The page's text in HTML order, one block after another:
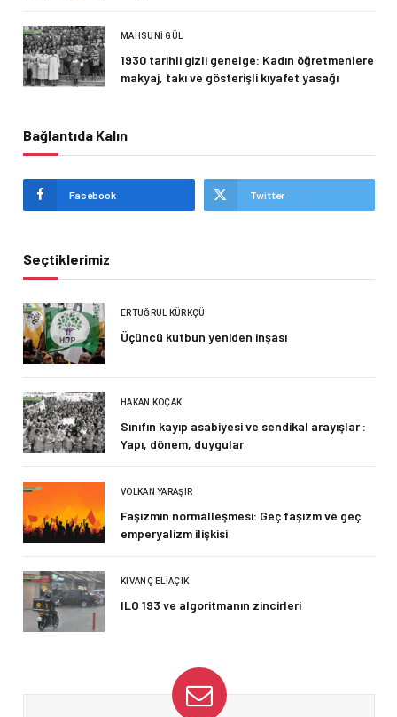
MAHSUNI GÜL
1930 tarihli gizli genelge: Kadın öğretmenlere
makyaj, takı ve gösterişli kıyafet yasağı
Bağlantıda Kalın
Facebook Twitter
Seçtiklerimiz
ERTUĞRUL KÜRKÇÜ
Üçüncü kutbun yeniden inşası
HAKAN KOÇAK
Sınıfın kayıp asabiyesi ve sendikal arayışlar :
Yapı, dönem, duygular
VOLKAN YARAŞIR
Faşizmin normalleşmesi: Geç faşizm ve geç
emperyalizm ilişkisi
KIVANÇ ELIAÇIK
ILO 193 ve algoritmanın zincirleri